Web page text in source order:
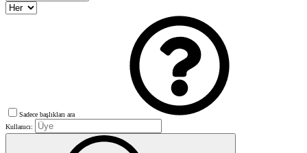
Sadece başlıkları ara
Kullanıcı: